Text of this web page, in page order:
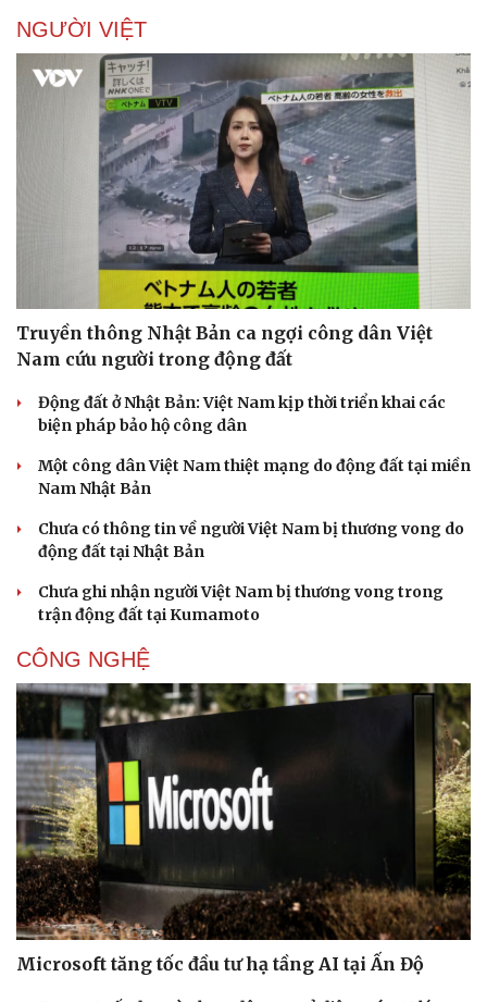
Nhi khoa
Nam khoa
Làm đẹp - giảm cân
Phòng mạch online
Ăn sạch sống khỏe
NGƯỜI VIỆT
Truyền thông Nhật Bản ca ngợi công dân Việt
Nam cứu người trong động đất
Động đất ở Nhật Bản: Việt Nam kịp thời triển khai các
biện pháp bảo hộ công dân
Một công dân Việt Nam thiệt mạng do động đất tại miền
Nam Nhật Bản
Chưa có thông tin về người Việt Nam bị thương vong do
động đất tại Nhật Bản
Chưa ghi nhận người Việt Nam bị thương vong trong
trận động đất tại Kumamoto
CÔNG NGHỆ
Microsoft tăng tốc đầu tư hạ tầng AI tại Ấn Độ